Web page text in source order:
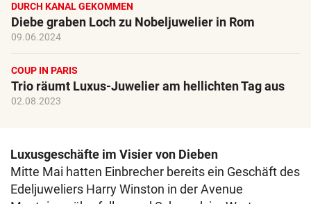
DURCH KANAL GEKOMMEN
Diebe graben Loch zu Nobeljuwelier in Rom
09.06.2024
COUP IN PARIS
Trio räumt Luxus-Juwelier am hellichten Tag aus
02.08.2023
Luxusgeschäfte im Visier von Dieben
Mitte Mai hatten Einbrecher bereits ein Geschäft des
Edeljuweliers Harry Winston in der Avenue